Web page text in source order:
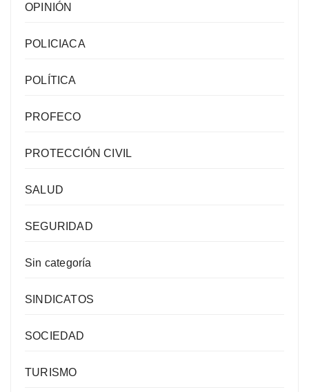
OPINIÓN
POLICIACA
POLÍTICA
PROFECO
PROTECCIÓN CIVIL
SALUD
SEGURIDAD
Sin categoría
SINDICATOS
SOCIEDAD
TURISMO